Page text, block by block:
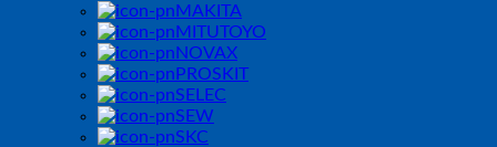
MAKITA
MITUTOYO
NOVAX
PROSKIT
SELEC
SEW
SKC